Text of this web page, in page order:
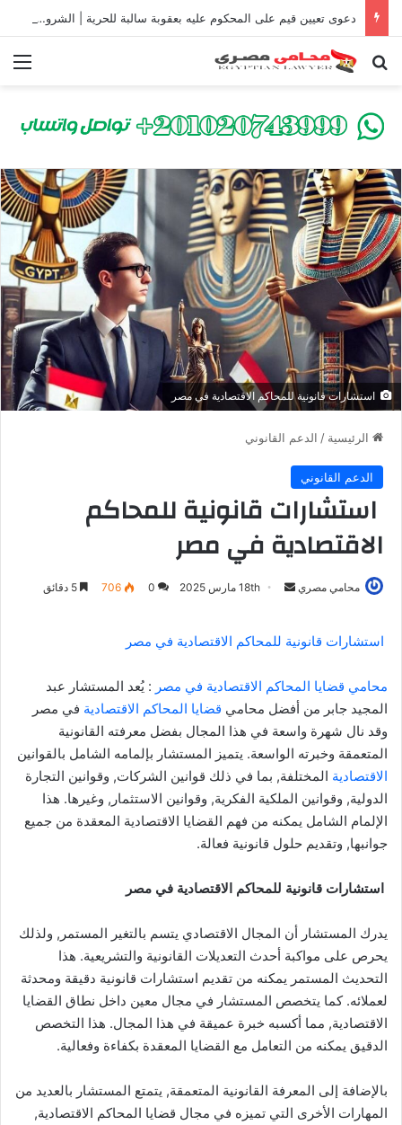
دعوى تعيين قيم على المحكوم عليه بعقوبة سالبة للحرية | الشروط والصيغة القانونية
بحث عن
استشارات قانونية للمحاكم الاقتصادية في مصر
الرئيسية / الدعم القانوني
الدعم القانوني
استشارات قانونية للمحاكم
الاقتصادية في مصر
محامي مصري
أرسل 18th مارس 2025 0
706
استشارات قانونية للمحاكم الاقتصادية في مصر
محامي قضايا المحاكم الاقتصادية في مصر : يُعد المستشار عبد
المجيد جابر من أفضل محامي قضايا المحاكم الاقتصادية في مصر
وقد نال شهرة واسعة في هذا المجال بفضل معرفته القانونية
المتعمقة وخبرته الواسعة. يتميز المستشار بإلمامه الشامل بالقوانين
الاقتصادية المختلفة, بما في ذلك قوانين الشركات, وقوانين التجارة
الدولية, وقوانين الملكية الفكرية, وقوانين الاستثمار, وغيرها. هذا
الإلمام الشامل يمكنه من فهم القضايا الاقتصادية المعقدة من جميع
جوانبها, وتقديم حلول قانونية فعالة.
استشارات قانونية للمحاكم الاقتصادية في مصر
يدرك المستشار أن المجال الاقتصادي يتسم بالتغير المستمر, ولذلك
يحرص على مواكبة أحدث التعديلات القانونية والتشريعية. هذا
التحديث المستمر يمكنه من تقديم استشارات قانونية دقيقة ومحدثة
لعملائه. كما يتخصص المستشار في مجال معين داخل نطاق القضايا
الاقتصادية, مما أكسبه خبرة عميقة في هذا المجال. هذا التخصص
الدقيق يمكنه من التعامل مع القضايا المعقدة بكفاءة وفعالية.
بالإضافة إلى المعرفة القانونية المتعمقة, يتمتع المستشار بالعديد من
المهارات الأخرى التي تميزه في مجال قضايا المحاكم الاقتصادية,